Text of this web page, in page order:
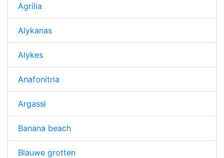
Agrilia
Alykanas
Alykes
Anafonitria
Argassi
Banana beach
Blauwe grotten